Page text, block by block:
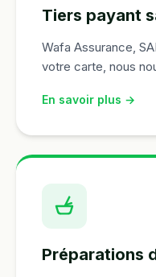
Tiers payant
Wafa Assurance,
votre carte, nous
En savoir plus →
Préparations